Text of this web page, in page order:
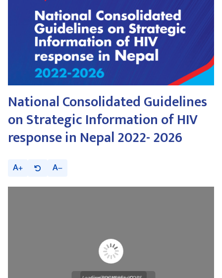
National Consolidated Guidelines
on Strategic Information of HIV
response in Nepal 2022- 2026
A A